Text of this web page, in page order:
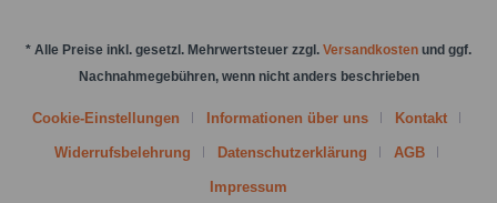
* Alle Preise inkl. gesetzl. Mehrwertsteuer zzgl. Versandkosten und ggf.
Nachnahmegebühren, wenn nicht anders beschrieben
Cookie-Einstellungen Informationen über uns Kontakt
Widerrufsbelehrung Datenschutzerklärung AGB
Impressum